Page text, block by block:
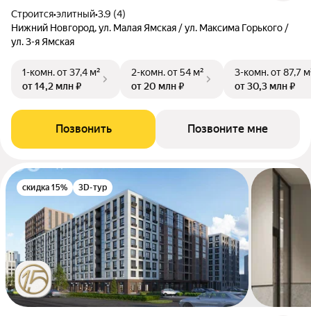
Строится•элитный•3.9 (4)
Нижний Новгород, ул. Малая Ямская / ул. Максима Горького /
ул. 3-я Ямская
1-комн.от 37,4 м²
от 14,2 млн ₽
2-комн.от 54 м²
от 20 млн ₽
3-комн.от 87,7
от 30,3 млн ₽
Позвонить Позвоните мне
скидка 15% 3D-тур